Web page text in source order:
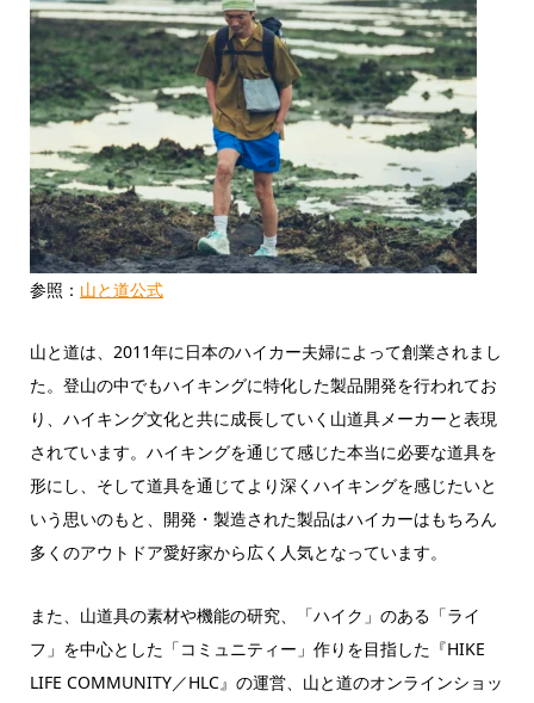
参照： 山と道公式
山と道は、2011年に日本のハイカー夫婦によって創業されまし
た。登山の中でもハイキングに特化した製品開発を行われてお
り、ハイキング文化と共に成長していく山道具メーカーと表現
されています。ハイキングを通じて感じた本当に必要な道具を
形にし、そして道具を通じてより深くハイキングを感じたいと
いう思いのもと、開発・製造された製品はハイカーはもちろん
多くのアウトドア愛好家から広く人気となっています。
また、山道具の素材や機能の研究、「ハイク」のある「ライ
フ」を中心とした「コミュニティー」作りを目指した『HIKE
LIFE COMMUNITY／HLC』の運営、山と道のオンラインショッ